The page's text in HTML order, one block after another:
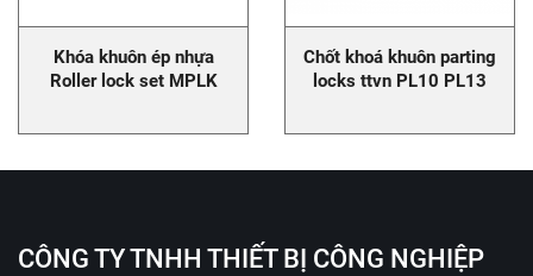
Khóa khuôn ép nhựa
Roller lock set MPLK
Chốt khoá khuôn parting
locks ttvn PL10 PL13
CÔNG TY TNHH THIẾT BỊ CÔNG NGHIỆP